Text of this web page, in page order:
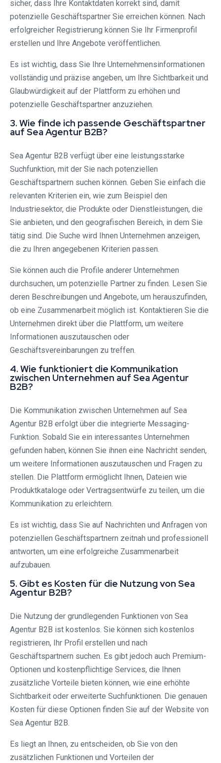
sicher, dass Ihre Kontaktdaten korrekt sind, damit
potenzielle Geschäftspartner Sie erreichen können. Nach
erfolgreicher Registrierung können Sie Ihr Firmenprofil
erstellen und Ihre Angebote veröffentlichen.
Es ist wichtig, dass Sie Ihre Unternehmensinformationen
vollständig und präzise angeben, um Ihre Sichtbarkeit und
Glaubwürdigkeit auf der Plattform zu erhöhen und
potenzielle Geschäftspartner anzuziehen.
3. Wie finde ich passende Geschäftspartner
auf Sea Agentur B2B?
Sea Agentur B2B verfügt über eine leistungsstarke
Suchfunktion, mit der Sie nach potenziellen
Geschäftspartnern suchen können. Geben Sie einfach die
relevanten Kriterien ein, wie zum Beispiel den
Industriesektor, die Produkte oder Dienstleistungen, die
Sie anbieten, und den geografischen Bereich, in dem Sie
tätig sind. Die Suche wird Ihnen Unternehmen anzeigen,
die zu Ihren angegebenen Kriterien passen.
Sie können auch die Profile anderer Unternehmen
durchsuchen, um potenzielle Partner zu finden. Lesen Sie
deren Beschreibungen und Angebote, um herauszufinden,
ob eine Zusammenarbeit möglich ist. Kontaktieren Sie die
Unternehmen direkt über die Plattform, um weitere
Informationen auszutauschen oder
Geschäftsvereinbarungen zu treffen.
4. Wie funktioniert die Kommunikation
zwischen Unternehmen auf Sea Agentur
B2B?
Die Kommunikation zwischen Unternehmen auf Sea
Agentur B2B erfolgt über die integrierte Messaging-
Funktion. Sobald Sie ein interessantes Unternehmen
gefunden haben, können Sie ihnen eine Nachricht senden,
um weitere Informationen auszutauschen und Fragen zu
stellen. Die Plattform ermöglicht Ihnen, Dateien wie
Produktkataloge oder Vertragsentwürfe zu teilen, um die
Kommunikation zu erleichtern.
Es ist wichtig, dass Sie auf Nachrichten und Anfragen von
potenziellen Geschäftspartnern zeitnah und professionell
antworten, um eine erfolgreiche Zusammenarbeit
aufzubauen.
5. Gibt es Kosten für die Nutzung von Sea
Agentur B2B?
Die Nutzung der grundlegenden Funktionen von Sea
Agentur B2B ist kostenlos. Sie können sich kostenlos
registrieren, Ihr Profil erstellen und nach
Geschäftspartnern suchen. Es gibt jedoch auch Premium-
Optionen und kostenpflichtige Services, die Ihnen
zusätzliche Vorteile bieten können, wie eine erhöhte
Sichtbarkeit oder erweiterte Suchfunktionen. Die genauen
Kosten für diese Optionen finden Sie auf der Website von
Sea Agentur B2B.
Es liegt an Ihnen, zu entscheiden, ob Sie von den
zusätzlichen Funktionen und Vorteilen der